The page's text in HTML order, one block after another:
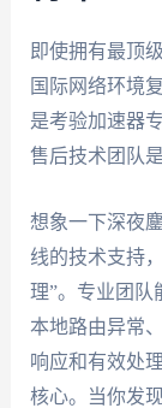
即使拥有最顶
国际网络环境
是考验加速器
售后技术团队
想象一下深夜
线的技术支持
理”。专业团队
本地路由异常
响应和有效处
核心。当你发